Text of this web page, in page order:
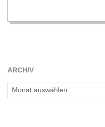
H
M
ARCHIV
Archiv